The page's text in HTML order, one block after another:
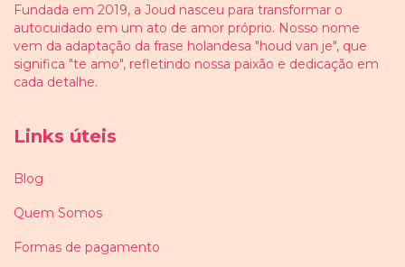
Fundada em 2019, a Joud nasceu para transformar o
autocuidado em um ato de amor próprio. Nosso nome
vem da adaptação da frase holandesa "houd van je", que
significa "te amo", refletindo nossa paixão e dedicação em
cada detalhe.
Links úteis
Blog
Quem Somos
Formas de pagamento